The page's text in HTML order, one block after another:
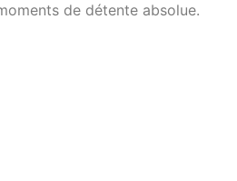
de détente absolue.